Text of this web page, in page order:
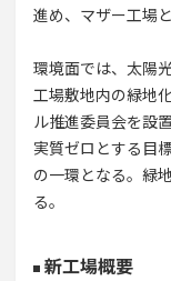
進め、マザー工場
環境面では、太陽
工場敷地内の緑地
ル推進委員会を設
実質ゼロとする目
の一環となる。緑
る。
新工場概要